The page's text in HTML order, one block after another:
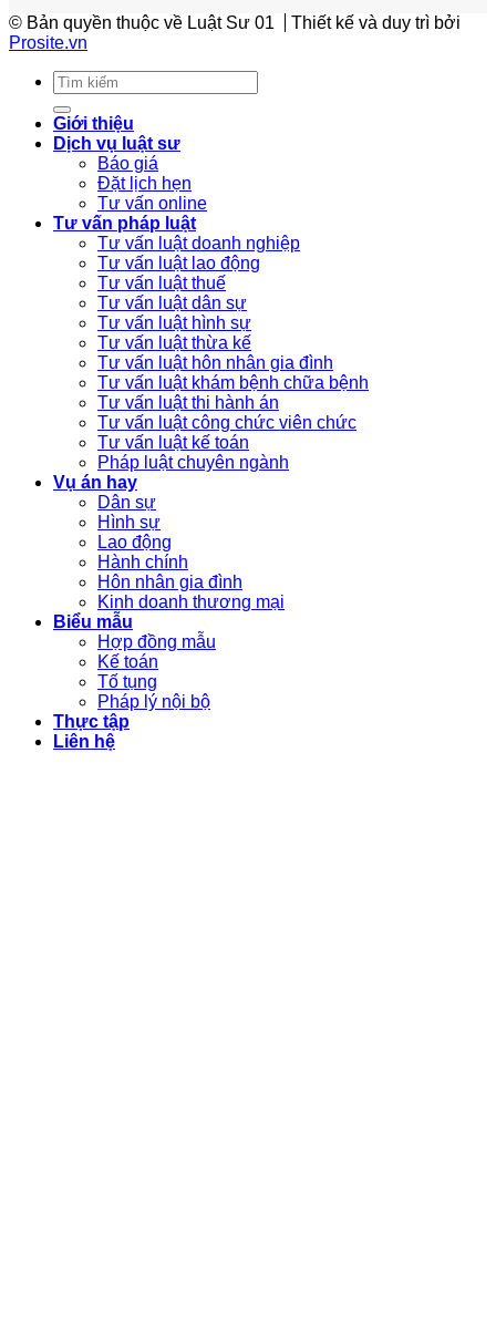
© Bản quyền thuộc về Luật Sư 01
Thiết kế và duy trì bởi
Prosite.vn
Giới thiệu
Dịch vụ luật sư
Báo giá
Đặt lịch hẹn
Tư vấn online
Tư vấn pháp luật
Tư vấn luật doanh nghiệp
Tư vấn luật lao động
Tư vấn luật thuế
Tư vấn luật dân sự
Tư vấn luật hình sự
Tư vấn luật thừa kế
Tư vấn luật hôn nhân gia đình
Tư vấn luật khám bệnh chữa bệnh
Tư vấn luật thi hành án
Tư vấn luật công chức viên chức
Tư vấn luật kế toán
Pháp luật chuyên ngành
Vụ án hay
Dân sự
Hình sự
Lao động
Hành chính
Hôn nhân gia đình
Kinh doanh thương mại
Biểu mẫu
Hợp đồng mẫu
Kế toán
Tố tụng
Pháp lý nội bộ
Thực tập
Liên hệ